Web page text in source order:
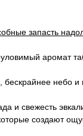
запасть
аромат
бескрайнее небо
и свежесть
создают